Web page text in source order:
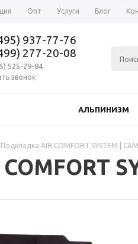
Опт Услуги Блог
937-77-76
277-20-08
525-29-84
звонок
АЛЬПИНИЗМ
Подкладка AIR COMFORT SYSTEM |